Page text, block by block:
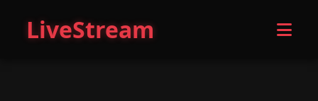
LiveStream